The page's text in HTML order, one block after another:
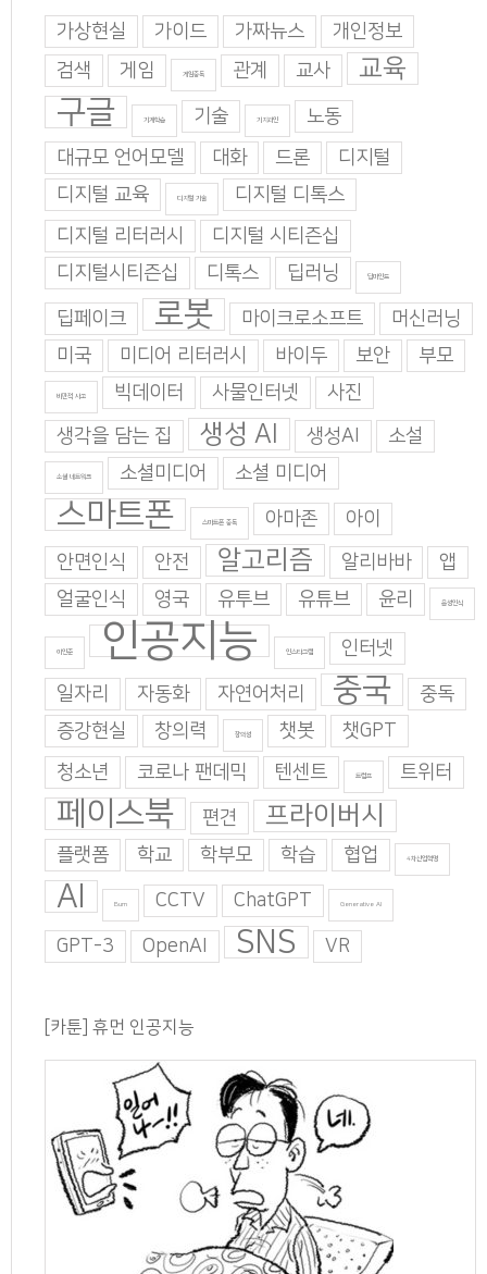
가상현실 가이드 가짜뉴스
개인정보
검색
게임 게임중독 관계 교사 교육
구글 기계학습 기술 기지과인
노동
대규모 언어모델
대화 드론
디지털
디지털 교육
디지털 기술
디지털 디톡스
디지털 리터러시
디지털 시티즌십
디지털시티즌십
디톡스 딥러닝 딥마인드
딥페이크 로봇 마이크로소프트
머신러닝
미국
미디어 리터러시 바이두 보안 부모
비판적 사고 빅데이터 사물인터넷
사진
생각을 담는 집
생성 AI 생성AI 소설
소셜 네트워크 소셜미디어 소셜 미디어
스마트폰 스마트폰 중독 아마존
아이
안면인식
안전 알고리즘 알리바바
앱
얼굴인식
영국 유투브 유튜브 윤리 음성인식
이인준 인공지능 인스타그램 인터넷
일자리 자동화 자연어처리 중국
중독
증강현실
창의력 창의성 챗봇
챗GPT
청소년
코로나 팬데믹 텐센트 트럼프 트위터
페이스북 편견 프라이버시
플랫폼 학교 학부모 학습 협업 4차산업혁명
AI Burn CCTV ChatGPT Generative AI
GPT-3 OpenAI SNS VR
[카툰] 휴먼 인공지능